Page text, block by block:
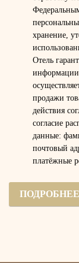
хранение,
Отель
продажи
действия
согласие
данные:
почтовый
платёжные
ПОДРОБНЕЕ